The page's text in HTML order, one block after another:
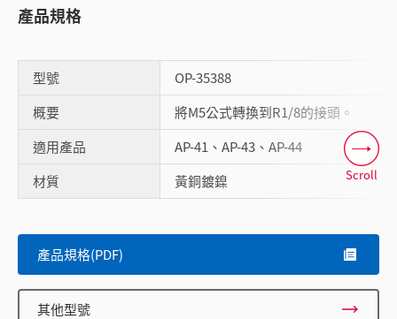
產品規格
型號
OP-35388
概要
將M5公式轉換到R1/8的接頭。
適用產品
AP-41、AP-43、AP-44
材質
黃銅鍍鎳 Scroll
產品規格(PDF)
其他型號